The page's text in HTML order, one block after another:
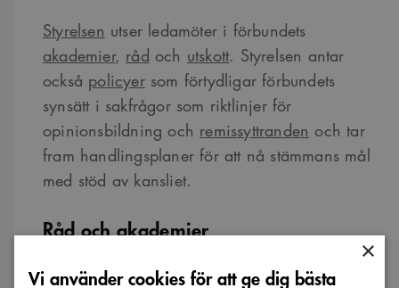
Styrelsen utser ledamöter i förbundets
akademier, råd och utskott. Styrelsen antar
också policyersom förtydligar förbundets
synsätt i sakfrågor som riktlinjer för
opinionsbildning och remissyttranden och tar
fram handlingsplaner för att nå stämmans mål
med stöd av kansliet.
Råd och akademier
Akademiernahar ett stadgeenligt uppdrag att
×
Vi använder cookies för att ge dig bästa